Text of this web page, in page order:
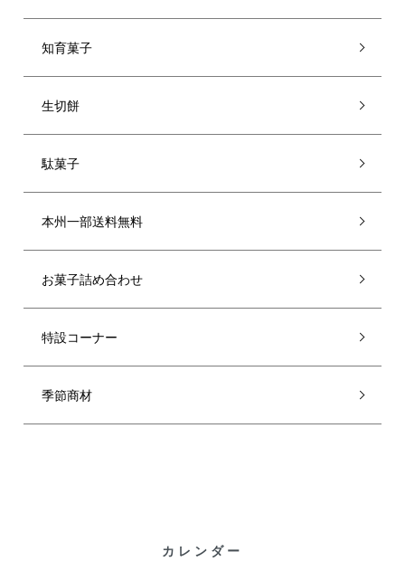
知育菓子
生切餅
駄菓子
本州一部送料無料
お菓子詰め合わせ
特設コーナー
季節商材
カレンダー